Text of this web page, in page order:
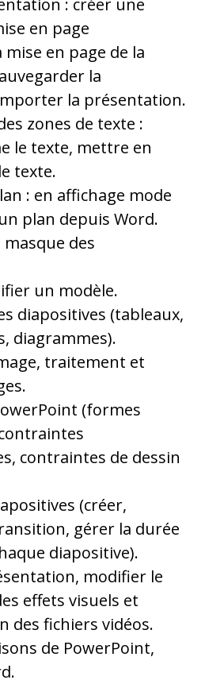
: créer une
en page
en page de la
la
la présentation.
zones de texte :
le texte, mettre en
texte.
: en affichage mode
plan depuis Word.
des
un modèle.
diapositives (tableaux,
diagrammes).
traitement et
(formes
contraintes de dessin
(créer,
gérer la durée
diapositive).
modifier le
effets visuels et
des fichiers vidéos.
de PowerPoint,